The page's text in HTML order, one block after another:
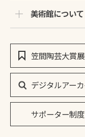
美術館について
笠間陶芸大賞展
デジタルアー
サポーター制度